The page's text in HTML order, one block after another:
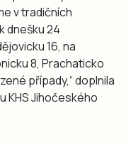
v tradičních
dnešku 24
16, na
8, Prachaticko
případy,“ doplnila
KHS Jihočeského